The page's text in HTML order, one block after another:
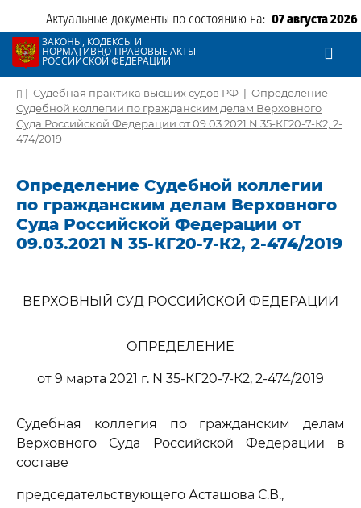
Актуальные документы по состоянию на: 07 августа 2026
ЗАКОНЫ, КОДЕКСЫ И
НОРМАТИВНО-ПРАВОВЫЕ АКТЫ
РОССИЙСКОЙ ФЕДЕРАЦИИ
| Судебная практика высших судов РФ | Определение
Судебной коллегии по гражданским делам Верховного
Суда Российской Федерации от 09.03.2021 N 35-КГ20-7-К2, 2-
474/2019
Определение Судебной коллегии
по гражданским делам Верховного
Суда Российской Федерации от
09.03.2021 N 35-КГ20-7-К2, 2-474/2019
ВЕРХОВНЫЙ СУД РОССИЙСКОЙ ФЕДЕРАЦИИ
ОПРЕДЕЛЕНИЕ
от 9 марта 2021 г. N 35-КГ20-7-К2, 2-474/2019
Судебная коллегия по гражданским делам
Верховного Суда Российской Федерации в
составе
председательствующего Асташова С.В.,